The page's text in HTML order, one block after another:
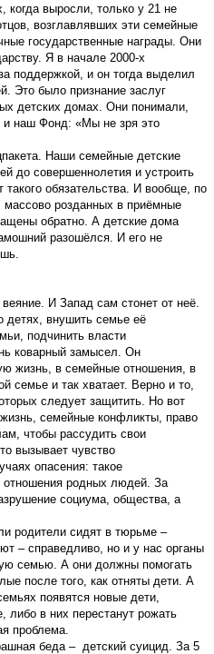
когда выросли, только у 21 не
возглавлявших эти семейные
государственные награды. Они
Я в начале 2000-х
поддержкой, и он тогда выделил
Это было признание заслуг
детских домах. Они понимали,
и наш Фонд: «Мы не зря это
Наши семейные детские
до совершеннолетия и устроить
обязательства. И вообще, по
розданных в приёмные
обратно. А детские дома
разошёлся. И его не
И Запад сам стонет от неё.
детях, внушить семье её
подчинить власти
коварный замысел. Он
жизнь, в семейные отношения, в
семье и так хватает. Верно и то,
следует защитить. Но вот
семейные конфликты, право
чтобы рассудить свои
вызывает чувство
опасения: такое
родных людей. За
социума, общества, а
родители сидят в тюрьме –
– справедливо, но и у нас органы
семью. А они должны помогать
после того, как отняты дети. А
появятся новые дети,
либо в них перестанут рожать
проблема.
беда – детский суицид. За 5